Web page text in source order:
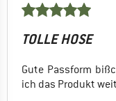
TOLLE HOSE
Gute Passform
ich das Produkt